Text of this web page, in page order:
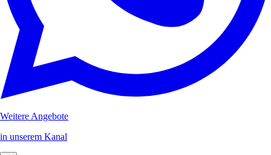
Weitere Angebote
in unserem Kanal